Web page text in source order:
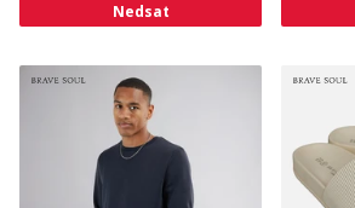
Nedsat